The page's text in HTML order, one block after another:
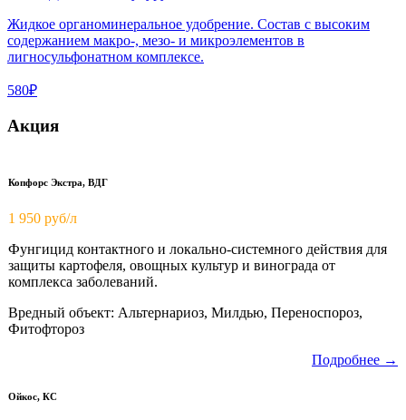
Жидкое органоминеральное удобрение. Состав с высоким
содержанием макро-, мезо- и микроэлементов в
лигносульфонатном комплексе.
580₽
Акция
Копфорс Экстра, ВДГ
1 950 руб/л
Фунгицид контактного и локально-системного действия для
защиты картофеля, овощных культур и винограда от
комплекса заболеваний.
Вредный объект: Альтернариоз, Милдью, Переноспороз,
Фитофтороз
Подробнее →
Ойкос, КС